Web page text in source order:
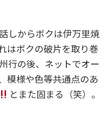
しからボクは伊万里焼
はボクの破片を取り巻
行の後、ネットでオー
模様や色等共通点のあ
とまた固まる（笑）。